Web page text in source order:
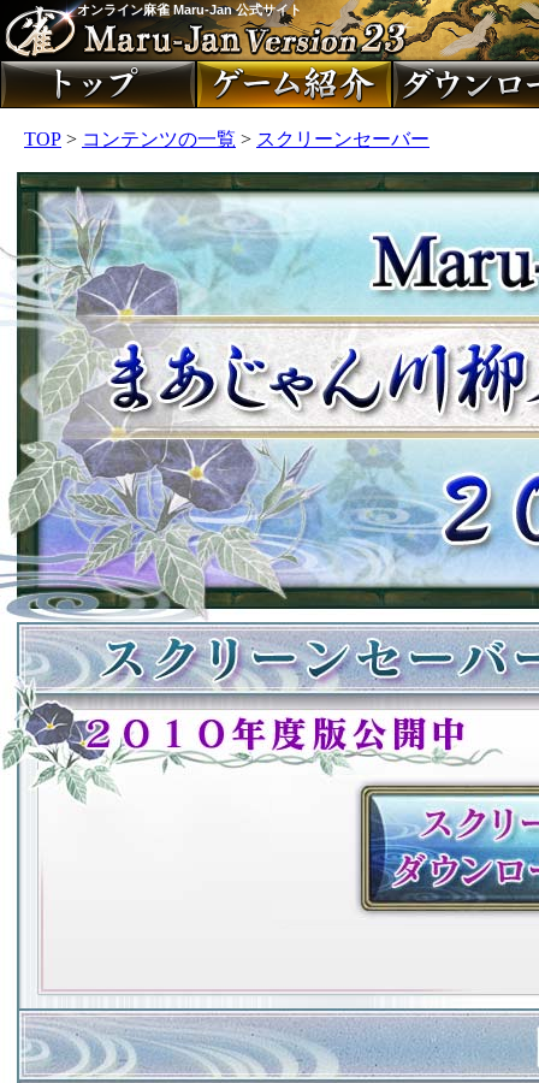
オンライン麻雀 Maru-Jan 公式サイト
TOP > コンテンツの一覧 > スクリーンセーバー